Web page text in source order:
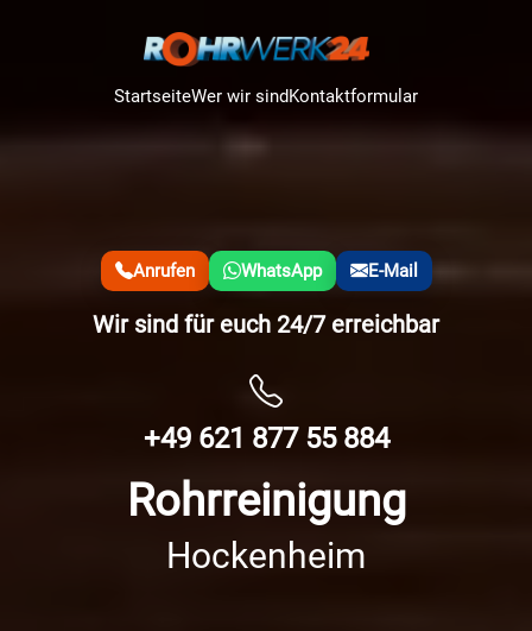
StartseiteWer wir sindKontaktformular
Anrufen WhatsApp E-Mail
Wir sind für euch 24/7 erreichbar
+49 621 877 55 884
Rohrreinigung
Hockenheim